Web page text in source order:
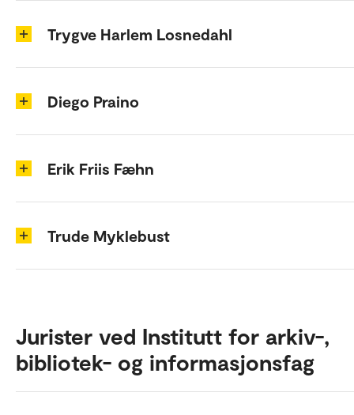
Trygve Harlem Losnedahl
Diego Praino
Erik Friis Fæhn
Trude Myklebust
Jurister ved Institutt for arkiv-,
bibliotek- og informasjonsfag